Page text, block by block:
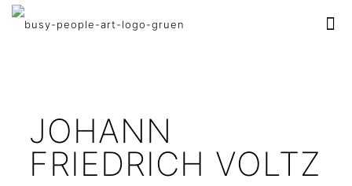
JOHANN
FRIEDRICH VOLTZ